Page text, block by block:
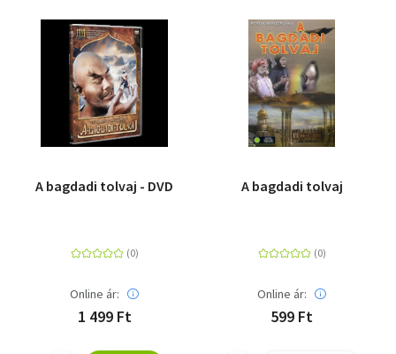
Társadalomtudomány
Természettudomány
Történelem
A bagdadi tolvaj - DVD
Online ár:
1 499 Ft
A bagdadi tolvaj
Online ár:
599 Ft